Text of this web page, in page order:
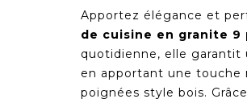
Apportez élégance et
de cuisine en granite 9
quotidienne, elle garantit
en apportant une
poignées style bois.